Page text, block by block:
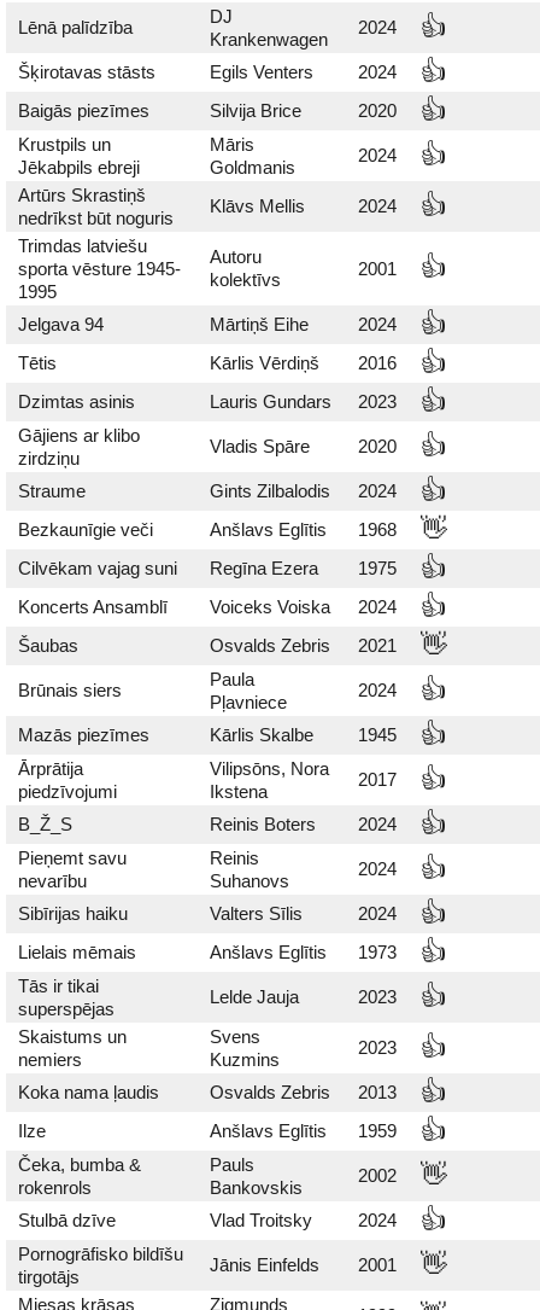
Lēnā palīdzība
DJ
Krankenwagen
2024 👍
Šķirotavas stāsts Egils Venters 2024 👍
Baigās piezīmes Silvija Brice 2020 👍
Krustpils un
Jēkabpils ebreji
Māris
Goldmanis
2024 👍
Artūrs Skrastiņš
nedrīkst būt noguris
Klāvs Mellis 2024 👍
Trimdas latviešu
sporta vēsture 1945-
1995
Autoru
kolektīvs
2001 👍
Jelgava 94 Mārtiņš Eihe 2024 👍
Tētis Kārlis Vērdiņš 2016 👍
Dzimtas asinis Lauris Gundars 2023 👍
Gājiens ar klibo
zirdziņu
Vladis Spāre 2020 👍
Straume Gints Zilbalodis 2024 👍
Bezkaunīgie veči Anšlavs Eglītis 1968 👋
Cilvēkam vajag suni Regīna Ezera 1975 👍
Koncerts Ansamblī Voiceks Voiska 2024 👍
Šaubas Osvalds Zebris 2021 👋
Brūnais siers
Paula
Pļavniece
2024 👍
Mazās piezīmes Kārlis Skalbe 1945 👍
Ārprātija
piedzīvojumi
Vilipsōns, Nora
Ikstena
2017 👍
B_Ž_S Reinis Boters 2024 👍
Pieņemt savu
nevarību
Reinis
Suhanovs
2024 👍
Sibīrijas haiku Valters Sīlis 2024 👍
Lielais mēmais Anšlavs Eglītis 1973 👍
Tās ir tikai
superspējas
Lelde Jauja 2023 👍
Skaistums un
nemiers
Svens
Kuzmins
2023 👍
Koka nama ļaudis Osvalds Zebris 2013 👍
Ilze Anšlavs Eglītis 1959 👍
Čeka, bumba &
rokenrols
Pauls
Bankovskis
2002 👋
Stulbā dzīve Vlad Troitsky 2024 👍
Pornogrāfisko bildīšu
tirgotājs
Jānis Einfelds 2001 👋
Miesas krāsas Zigmunds